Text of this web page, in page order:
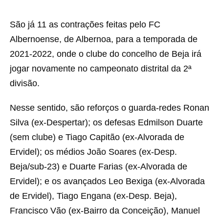
São já 11 as contrações feitas pelo FC
Albernoense, de Albernoa, para a temporada de
2021-2022, onde o clube do concelho de Beja irá
jogar novamente no campeonato distrital da 2ª
divisão.
Nesse sentido, são reforços o guarda-redes Ronan
Silva (ex-Despertar); os defesas Edmilson Duarte
(sem clube) e Tiago Capitão (ex-Alvorada de
Ervidel); os médios João Soares (ex-Desp.
Beja/sub-23) e Duarte Farias (ex-Alvorada de
Ervidel); e os avançados Leo Bexiga (ex-Alvorada
de Ervidel), Tiago Engana (ex-Desp. Beja),
Francisco Vão (ex-Bairro da Conceição), Manuel